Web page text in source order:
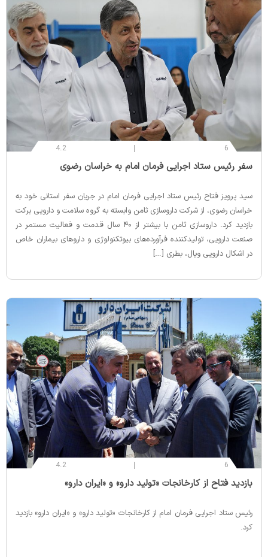
6
4.2
‌سفر رئیس ستاد اجرایی فرمان امام به خراسان رضوی
سید پرویز فتاح رئیس ستاد اجرایی فرمان امام در جریان سفر استانی خود به
خراسان رضوی، از شرکت داروسازی ثامن وابسته به گروه سلامت و دارویی برکت
بازدید کرد. داروسازی ثامن با بیشتر از ۴۰ سال قدمت و فعالیت مستمر در
صنعت دارویی، تولیدکننده فرآورده‌های بیوتکنولوژی و داروهای بیماران خاص
در اشکال دارویی ویال، بطری […]
6
4.2
‌بازدید فتاح از کارخانجات «تولید دارو» و «ایران دارو»
رئیس ستاد اجرایی فرمان امام از کارخانجات «تولید دارو» و «ایران دارو» بازدید
کرد.